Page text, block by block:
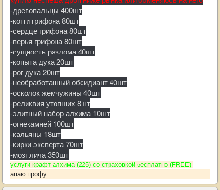
-древопальцы 400шт
-когти грифона 80шт
-сердце грифона 80шт
-перья грифона 80шт
-сущность разлома 40шт
-копыта дука 20шт
-рог дука 20шт
-необработанный обсидиант 40шт
-осколок жемчужины 40шт
-реликвия утопших 8шт
-элитный набор алхима 10шт
-огнекамней 100шт
-кальяны 18шт
-кирки эксперта 70шт
-мозг лича 350шт
услуги крафт алхима (225) со страховкой бесплатно (FREE)
апаю профу